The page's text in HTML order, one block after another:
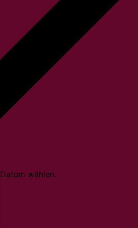
Datum wählen.